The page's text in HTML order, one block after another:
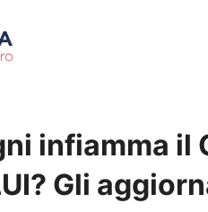
infiamma il
Gli